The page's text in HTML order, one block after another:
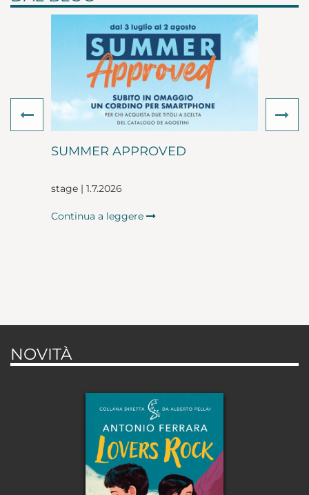
SUMMER APPROVED
stage | 1.7.2026
Continua a leggere
Previous
NOVITÀ